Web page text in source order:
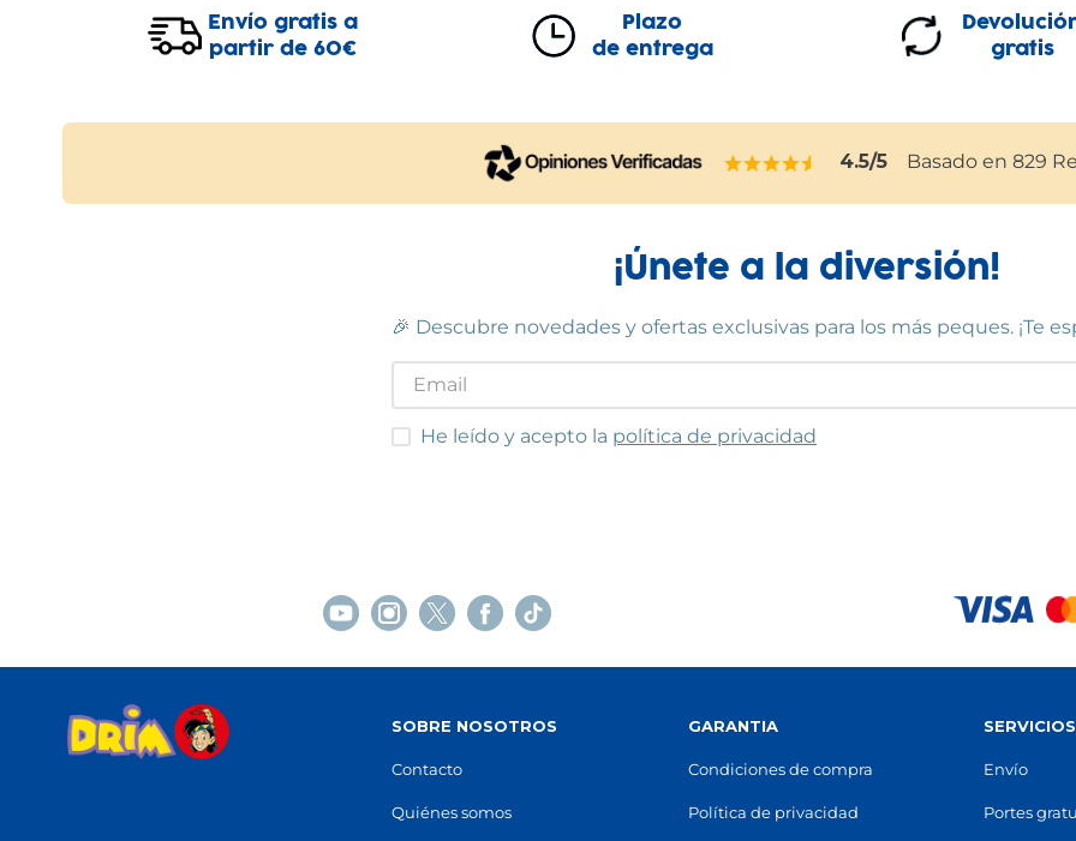
Envío gratis a
partir de 60€
Plazo
de entrega
gratis
4.5/5 Basado en 829
¡Únete a la diversión!
🎉 Descubre novedades y ofertas exclusivas para los más peques. ¡Te
He leído y acepto las condiciones
He leído y acepto la política de privacidad
SOBRE NOSOTROS
Contacto
Quiénes somos
GARANTIA
Condiciones de compra
Política de privacidad
SERVICIOS
Envío
Portes